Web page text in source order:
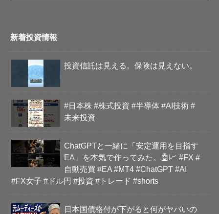
新着投資情報
投資信託は見える。保険は見えない。
#日本株 #株式投資 #半導体 #AI技術 #
未来投資
ChatGPTと一緒に「安定運用を目指す
EA」を本気で作ってみた。🤖📈 #FX #
自動売買 #EA #MT4 #ChatGPT #AI
#FX女子 #ドル円 #投資 #トレード #shorts
日本国債格付が下がると何がヤバいの